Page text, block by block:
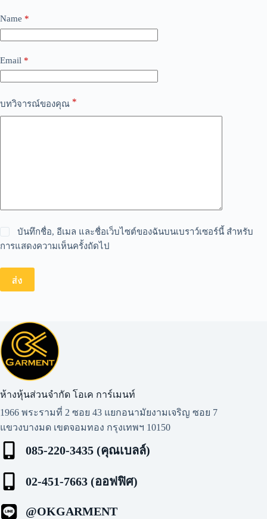
Name *
Email *
บทวิจารณ์ของคุณ *
บันทึกชื่อ, อีเมล และชื่อเว็บไซต์ของฉันบนเบราว์เซอร์นี้ สำหรับ
การแสดงความเห็นครั้งถัดไป
ส่ง
a
t
e
:
ห้างหุ้นส่วนจำกัด โอเค การ์เมนท์​
1966 พระรามที่ 2 ซอย 43 แยกอนามัยงามเจริญ ซอย 7
แขวงบางมด เขตจอมทอง กรุงเทพฯ 10150
085-220-3435 (คุณเบลล์)
02-451-7663 (ออฟฟิศ)
@OKGARMENT